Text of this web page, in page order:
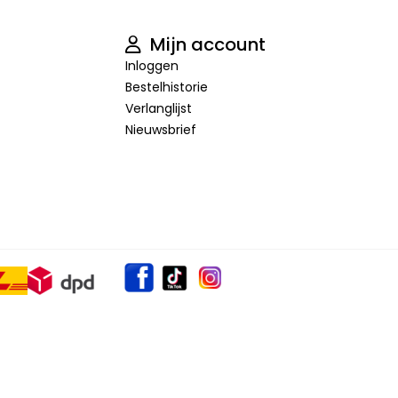
Mijn account
Inloggen
Bestelhistorie
Verlanglijst
Nieuwsbrief